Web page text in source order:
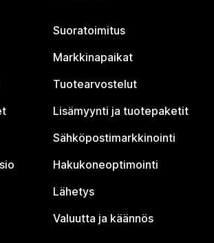
Suoratoimitus
Markkinapaikat
Tuotearvostelut
Lisämyynti ja tuotepaketit
Sähköpostimarkkinointi
Hakukoneoptimointi
Lähetys
Valuutta ja käännös